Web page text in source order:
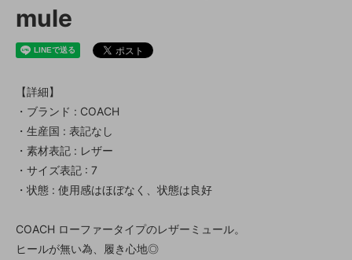
mule
【詳細】
・ブランド : COACH
・生産国 : 表記なし
・素材表記 : レザー
・サイズ表記 : 7
・状態 : 使用感はほぼなく、状態は良好
COACH ローファータイプのレザーミュール。
ヒールが無い為、履き心地◎